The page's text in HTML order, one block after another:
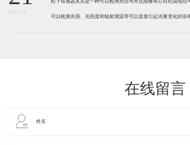
2021-01
松下传感器其实是一种可以检测光信号并且能够将它转化成电信
可以检测光强、光照度和辐射测温等可以直接引起光量变化的非
在线留言